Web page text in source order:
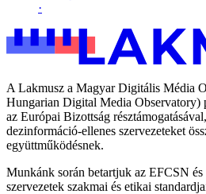
·
A Lakmusz a Magyar Digitális Média
Hungarian Digital Media Observatory)
az Európai Bizottság
dezinformáció-ellenes szervezeteket
együttműködésnek.
Munkánk során betartjuk az EFCSN
szervezetek szakmai és etikai